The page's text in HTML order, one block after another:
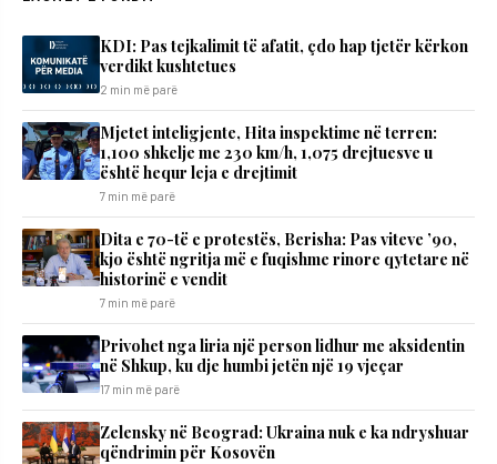
KDI: Pas tejkalimit të afatit, çdo hap tjetër kërkon
verdikt kushtetues
2 min më parë
Mjetet inteligjente, Hita inspektime në terren:
1,100 shkelje me 230 km/h, 1,075 drejtuesve u
është hequr leja e drejtimit
7 min më parë
Dita e 70-të e protestës, Berisha: Pas viteve ’90,
kjo është ngritja më e fuqishme rinore qytetare në
historinë e vendit
7 min më parë
Privohet nga liria një person lidhur me aksidentin
në Shkup, ku dje humbi jetën një 19 vjeçar
17 min më parë
Zelensky në Beograd: Ukraina nuk e ka ndryshuar
qëndrimin për Kosovën